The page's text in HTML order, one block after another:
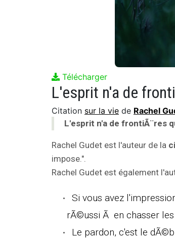
Télécharger
L'esprit n'a de
Citation sur la vie de Rachel
L'esprit n'a de frontiÃ¨res
Rachel Gudet est l'auteur de la
impose.".
Rachel Gudet est également
Si vous avez
rÃ©ussi Ã en chasser les
Le pardon, c'est le